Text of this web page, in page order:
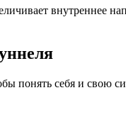
внутреннее
понять себя и свою